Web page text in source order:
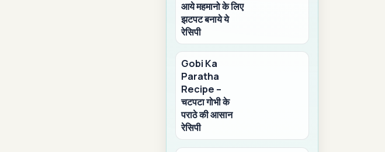
आये महमानो के लिए
झटपट बनाये ये
रेसिपी
Gobi Ka
Paratha
Recipe –
चटपटा गोभी के
पराठे की आसान
रेसिपी